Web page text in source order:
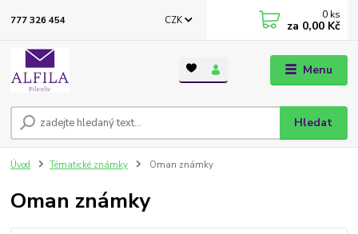
Menu
CZK
Hledat
777 326 454 0 ks
za 0,00 Kč
Úvod Tématické známky Oman známky
Oman známky